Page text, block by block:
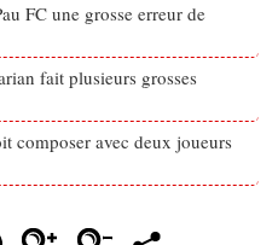
FC une grosse erreur de
fait plusieurs grosses
composer avec deux joueurs